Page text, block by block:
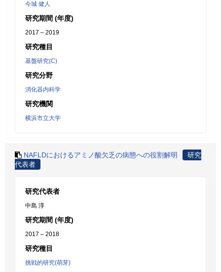
今城 健人
研究期間 (年度)
2017 – 2019
研究種目
基盤研究(C)
研究分野
消化器内科学
研究機関
横浜市立大学
NAFLDにおけるアミノ酸欠乏の病態への役割解明
研究
代表者
研究代表者
中島 淳
研究期間 (年度)
2017 – 2018
研究種目
挑戦的研究(萌芽)